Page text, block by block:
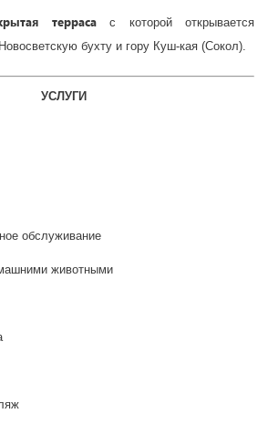
террасас которой открывается
бухту и гору Куш-кая (Сокол).
УСЛУГИ
обслуживание
животными